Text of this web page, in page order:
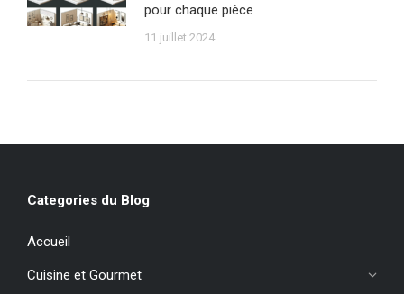
pour chaque pièce
11 juillet 2024
Categories du Blog
Accueil
Cuisine et Gourmet